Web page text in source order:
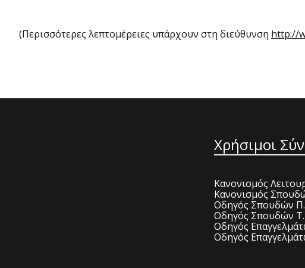
(Περισσότερες λεπτομέρειες υπάρχουν στη διεύθυνση http://
Χρήσιμοι
Κανονισμός
Κανονισμός
Οδηγός Σπουδών
Οδηγός Σπουδών
Οδηγός
Οδηγός